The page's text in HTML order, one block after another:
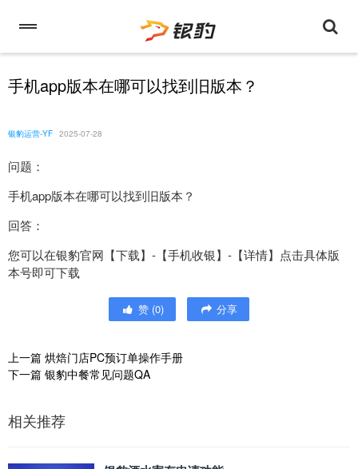
手机app版本在哪可以找到旧版本？
银豹运营-YF 2025-07-28
问题：
手机app版本在哪可以找到旧版本？
回答：
您可以在银豹官网【下载】-【手机收银】-【详情】点击具体版
本号即可下载
赞 (0) 分享
上一篇 烘焙门店PC预订单操作手册
下一篇 银豹中餐常见问题QA
相关推荐